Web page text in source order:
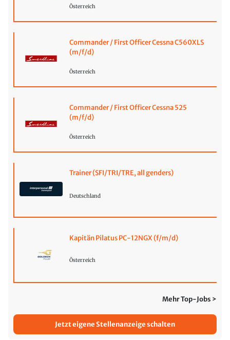
Österreich
Commander / First Officer Cessna C560XLS
(m/f/d)
Österreich
Commander / First Officer Cessna 525
(m/f/d)
Österreich
Trainer (SFI/TRI/TRE, all genders)
Deutschland
Kapitän Pilatus PC-12NGX (f/m/d)
Österreich
Mehr Top-Jobs >
Jetzt eigene Stellenanzeige schalten